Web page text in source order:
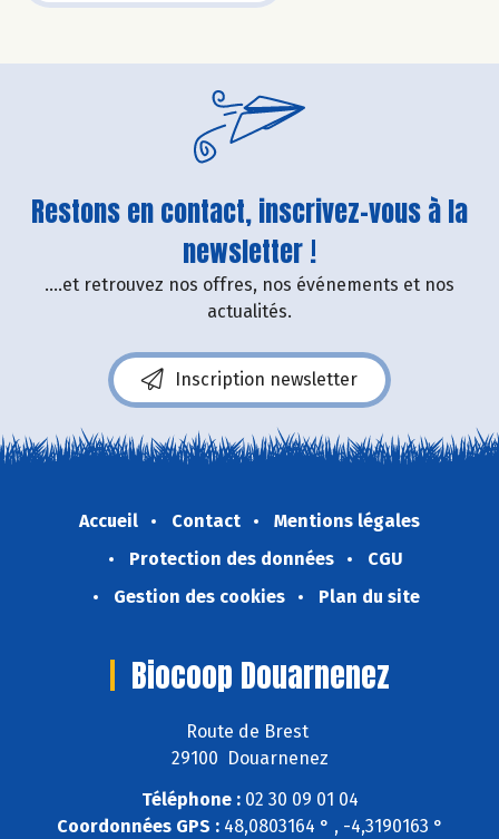
Restons en contact, inscrivez-vous à la
newsletter !
....et retrouvez nos offres, nos événements et nos
actualités.
Inscription newsletter
Accueil Contact
Mentions légales
Protection des données
CGU
Gestion des cookies
Plan du site
Biocoop Douarnenez
Route de Brest
29100 Douarnenez
Téléphone :02 30 09 01 04
Coordonnées GPS :48,0803164 ° , -4,3190163 °